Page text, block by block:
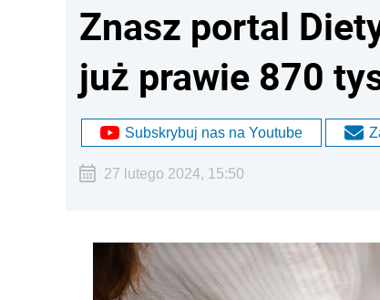
Znasz portal
już prawie 870
Subskrybuj nas na Youtube
27 lutego 2024, 15:50